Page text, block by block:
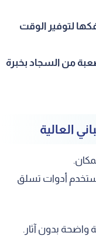
لتوفير الوقت
من السجاد بخبرة
أدوات تسلق
بدون آثار.